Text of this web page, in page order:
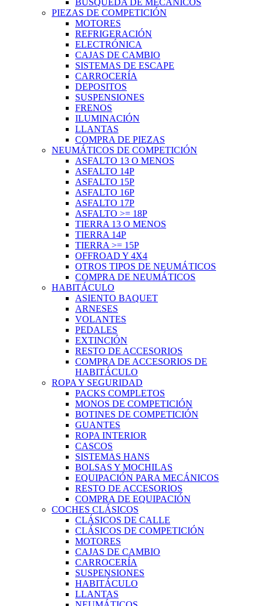
BÚSQUEDA DE MECÁNICOS
PIEZAS DE COMPETICIÓN
MOTORES
REFRIGERACIÓN
ELECTRÓNICA
CAJAS DE CAMBIO
SISTEMAS DE ESCAPE
CARROCERÍA
DEPOSITOS
SUSPENSIONES
FRENOS
ILUMINACIÓN
LLANTAS
COMPRA DE PIEZAS
NEUMÁTICOS DE COMPETICIÓN
ASFALTO 13 O MENOS
ASFALTO 14P
ASFALTO 15P
ASFALTO 16P
ASFALTO 17P
ASFALTO >= 18P
TIERRA 13 O MENOS
TIERRA 14P
TIERRA >= 15P
OFFROAD Y 4X4
OTROS TIPOS DE NEUMÁTICOS
COMPRA DE NEUMÁTICOS
HABITÁCULO
ASIENTO BAQUET
ARNESES
VOLANTES
PEDALES
EXTINCIÓN
RESTO DE ACCESORIOS
COMPRA DE ACCESORIOS DE
HABITÁCULO
ROPA Y SEGURIDAD
PACKS COMPLETOS
MONOS DE COMPETICIÓN
BOTINES DE COMPETICIÓN
GUANTES
ROPA INTERIOR
CASCOS
SISTEMAS HANS
BOLSAS Y MOCHILAS
EQUIPACIÓN PARA MECÁNICOS
RESTO DE ACCESORIOS
COMPRA DE EQUIPACIÓN
COCHES CLÁSICOS
CLÁSICOS DE CALLE
CLÁSICOS DE COMPETICIÓN
MOTORES
CAJAS DE CAMBIO
CARROCERÍA
SUSPENSIONES
HABITÁCULO
LLANTAS